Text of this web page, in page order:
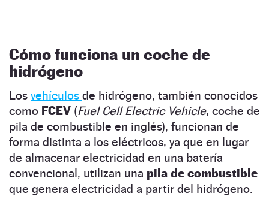
Cómo funciona un coche de
hidrógeno
Los vehículos de hidrógeno, también conocidos
como FCEV (Fuel Cell Electric Vehicle, coche de
pila de combustible en inglés), funcionan de
forma distinta a los eléctricos, ya que en lugar
de almacenar electricidad en una batería
convencional, utilizan una pila de combustible
que genera electricidad a partir del hidrógeno.